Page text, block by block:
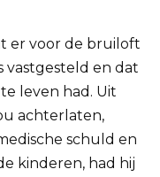
er voor de bruiloft
vastgesteld en dat
leven had. Uit
achterlaten,
schuld en
kinderen, had hij